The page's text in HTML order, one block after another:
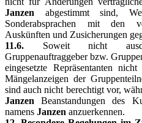
Janzen abgestimmt sind,
Sonderabsprachen mit den
Auskünften und Zusicherungen
11.6. Soweit nicht
Gruppenauftraggeber bzw.
eingesetzte Repräsentanten
Mängelanzeigen der
sind auch nicht berechtigt vor,
Janzen Beanstandungen des
namens Janzen anzuerkennen.